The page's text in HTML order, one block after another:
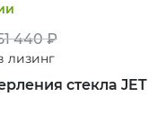
440 ₽
лизинг
стекла JET